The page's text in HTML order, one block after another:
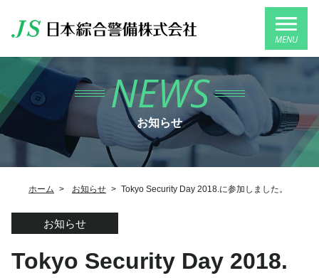
MENU
NEWS
お知らせ
ホーム > お知らせ > Tokyo Security Day 2018.に参加しました。
お知らせ
Tokyo Security Day 2018.